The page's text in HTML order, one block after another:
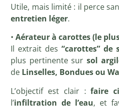
Utile, mais limité : il perce
entretien léger.
•Aérateur à carottes (le
Il extrait des“carottes” de
plus pertinente sur sol
de Linselles, Bondues ou
L’objectif est clair :faire
l’infiltration de l’eau, et